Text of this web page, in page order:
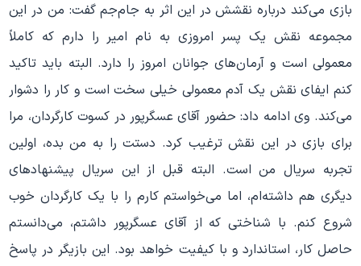
بازی میکند درباره نقشش در این اثر به جامجم گفت: من در این
مجموعه نقش یک پسر امروزی به نام امیر را دارم که کاملاً
معمولی است و آرمانهای جوانان امروز را دارد. البته باید تاکید
کنم ایفای نقش یک آدم معمولی خیلی سخت است و کار را دشوار
میکند. وی ادامه داد: حضور آقای عسگرپور در کسوت کارگردان، مرا
برای بازی در این نقش ترغیب کرد. دستت را به من بده، اولین
تجربه سریال من است. البته قبل از این سریال پیشنهادهای
دیگری هم داشتهام، اما میخواستم کارم را با یک کارگردان خوب
شروع کنم. با شناختی که از آقای عسگرپور داشتم، میدانستم
حاصل کار، استاندارد و با کیفیت خواهد بود. این بازیگر در پاسخ